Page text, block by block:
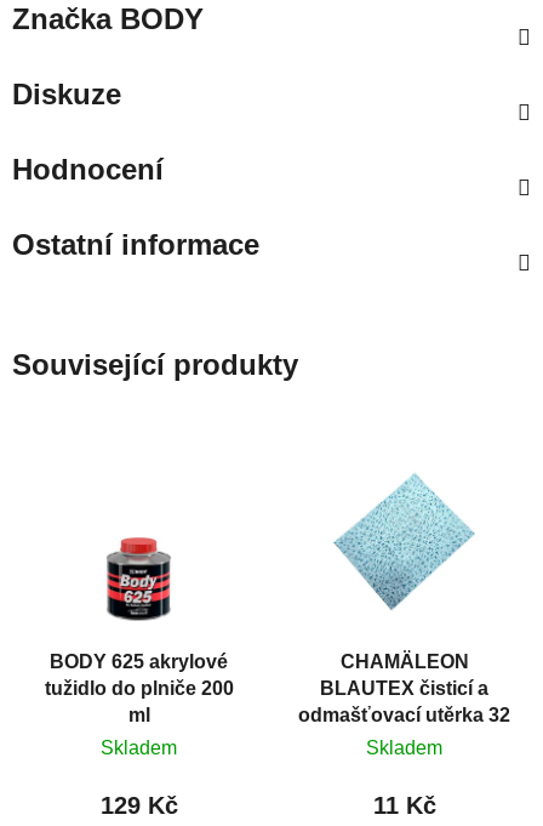
ZnačkaBODY
Diskuze
Hodnocení
Ostatní informace
Související produkty
BODY 625 akrylové
tužidlo do plniče 200
ml
Skladem
129 Kč
CHAMÄLEON
BLAUTEX čisticí a
odmašťovací utěrka 32
x 40 cm
Skladem
11 Kč